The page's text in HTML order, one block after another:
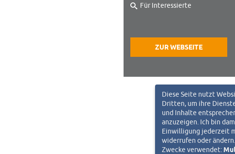
Für Interessierte
ZUR WEBSEITE
Diese Seite nutzt
Dritten, um ihre
und Inhalte
anzuzeigen. Ich bin
Einwilligung jederzeit
widerrufen oder
Zwecke verwendet: